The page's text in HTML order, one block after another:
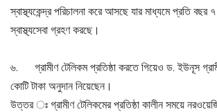
স্বাস্থ্যকেন্দ্র পরিচালনা করে আসছে যার মাধ্যমে প্রতি বছর
স্বাস্থ্যসেবা গ্রহণ করছে।
৬. গ্রামীণ টেলিকম প্রতিষ্ঠা করতে গিয়েও ড. ইউনূস
কোটি টাকা অনুদান নিয়েছেন।
উত্তর ঃ গ্রামীণ টেলিকমের প্রতিষ্ঠা কালীন সময়ে